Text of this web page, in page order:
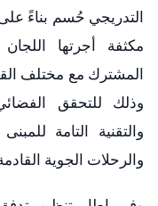
التدريجي حُسم بناءً على
مكثفة أجرتها اللجان
المشترك مع مختلف
وذلك للتحقق
والرحلات الجوية